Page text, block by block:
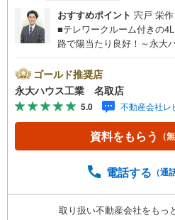
おすすめポイント 宍戸 栄作
■テレワークルーム付きの
路で陽当たり良好！～永大
を大きく2つに分けてご紹介
建・マンション・土地…と
ております。さらに教育施
政などの地域情報を総合し
していただけるよう、し
ます。2.＜経験豊富なスタ
ご相談はもちろん、ご購入
店舗ではキッズスペースも
で、ぜひお越しください。
ゴールド推奨店
永大ハウス工業 名取店
5.0 不動産会社レ
資料をもらう （
電話する （通
取り扱い不動産会社をもっ